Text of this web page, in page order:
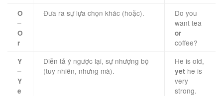
O
–
O
r
Đưa ra sự lựa chọn khác (hoặc).
Do you
want tea
or
coffee?
Y
–
Y
e
Diễn tả ý ngược lại, sự nhượng bộ
(tuy nhiên, nhưng mà).
He is old,
yet he is
very
strong.